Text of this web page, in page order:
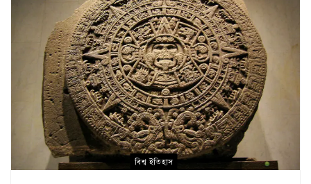
বিশ্ব ইতিহাস